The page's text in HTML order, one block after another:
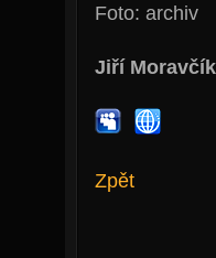
Foto: archiv
Jiří Moravčík
Zpět